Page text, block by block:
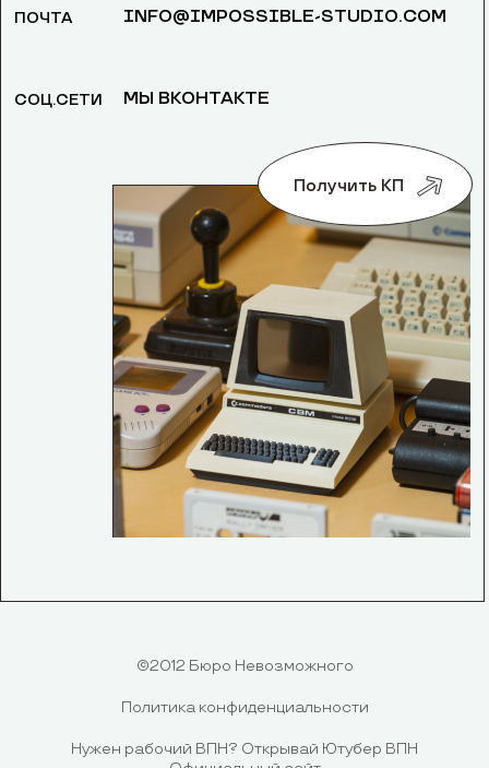
ПОЧТА
СОЦ.СЕТИ
INFO@IMPOSSIBLE-STUDIO.COM
МЫ ВКОНТАКТЕ
Получить КП
©2012 Бюро Невозможного
Политика конфиденциальности
Нужен рабочий ВПН? Открывай Ютубер ВПН